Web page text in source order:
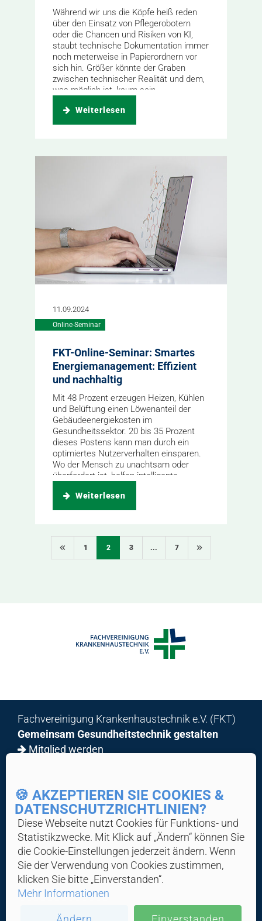
🍪 AKZEPTIEREN SIE COOKIES &
DATENSCHUTZ­RICHTLINIEN?
Diese Webseite nutzt Cookies für Funktions- und
Statistik­zwecke. Mit Klick auf „Ändern“ können Sie
die Cookie-Ein­stellungen jederzeit ändern. Wenn
Sie der Verwendung von Cookies zustimmen,
klicken Sie bitte „Einverstanden“.
Mehr Informationen
Während wir uns die Köpfe heiß reden
über den Einsatz von Pflegerobotern
oder die Chancen und Risiken von KI,
staubt technische Dokumentation immer
noch meterweise in Papierordnern vor
sich hin. Größer könnte der Graben
zwischen technischer Realität und dem,
was möglich ist, kaum sein.
Weiterlesen
11.09.2024
Online-Seminar
FKT-Online-Seminar: Smartes
Energiemanagement: Effizient
und nachhaltig
Mit 48 Prozent erzeugen Heizen, Kühlen
und Belüftung einen Löwenanteil der
Gebäudeenergiekosten im
Gesundheitssektor. 20 bis 35 Prozent
dieses Postens kann man durch ein
optimiertes Nutzerverhalten einsparen.
Wo der Mensch zu unachtsam oder
überfordert ist, helfen intelligente
Weiterlesen
1 2 3 ... 7
Fachvereinigung Krankenhaustechnik e.V. (FKT)
Gemeinsam Gesundheitstechnik gestalten
Mitglied werden
© 2026 FKT
Home
Über Uns
News & Wissen
Veranstaltungen
Industrieschaufenster
Service
Impressum
Datenschutz